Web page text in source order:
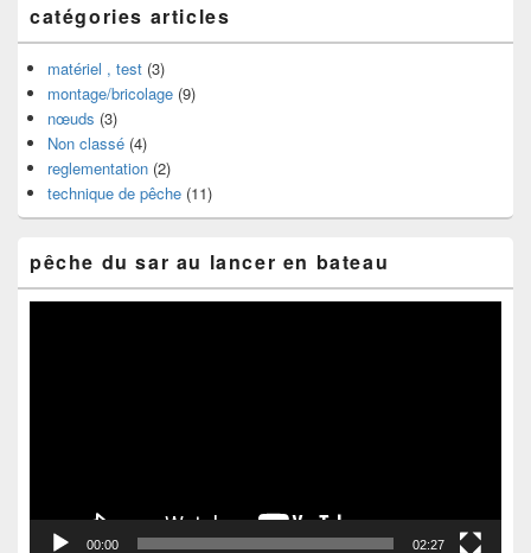
catégories articles
matériel , test (3)
montage/bricolage (9)
nœuds (3)
Non classé (4)
reglementation (2)
technique de pêche (11)
pêche du sar au lancer en bateau
00:00 02:27